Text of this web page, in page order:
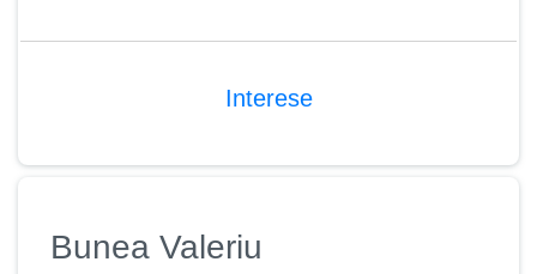
Interese
Bunea Valeriu